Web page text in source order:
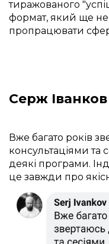
тиражованого
формат, який ще не
пропрацювати
Серж Іванков
Вже багато років
консультаціями та
деякі програми.
це завжди про